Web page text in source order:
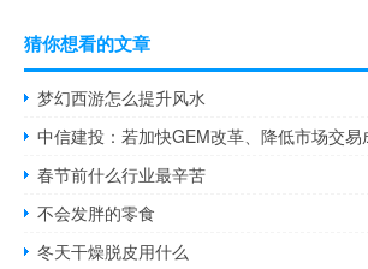
猜你想看的文章
梦幻西游怎么提升风水
春节前什么行业最辛苦
不会发胖的零食
冬天干燥脱皮用什么